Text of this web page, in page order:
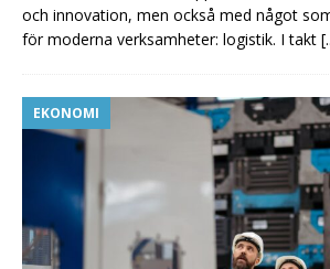
och innovation, men också med något
för moderna verksamheter: logistik. I takt
EKONOMI